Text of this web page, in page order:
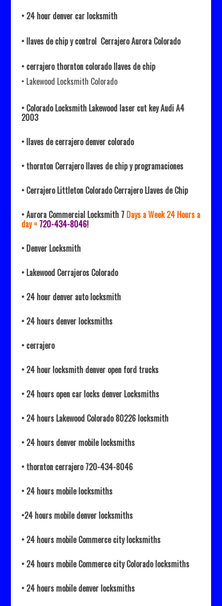
• 24hour denver car locksmith
• llaves de chip y control Cerrajero Aurora Colorado
• cerrajero thornton colorado llaves de chip
• Lakewood Locksmith Colorado
• Colorado Locksmith Lakewood laser cut key Audi A4
2003
• llaves de cerrajero denver colorado
• thornton Cerrajero llaves de chip y programaciones
• Cerrajero Littleton Colorado Cerrajero Llaves de Chip
• Aurora Commercial Locksmith 7 Days a Week 24 Hours a
day = 720-434-8046!
• Denver Locksmith
• Lakewood Cerrajeros Colorado
• 24 hour denver auto locksmith
• 24 hours denver locksmiths
• cerrajero
• 24 hour locksmith denver open ford trucks
• 24 hours open car locks denver Locksmiths
• 24 hours Lakewood Colorado 80226 locksmith
• 24 hours denver mobile locksmiths
• thornton cerrajero 720-434-8046
• 24 hours mobile locksmiths
•24 hours mobile denver locksmiths
• 24 hours mobile Commerce city locksmiths
• 24 hours mobile Commerce city Colorado locksmiths
• 24 hours mobile denver locksmiths